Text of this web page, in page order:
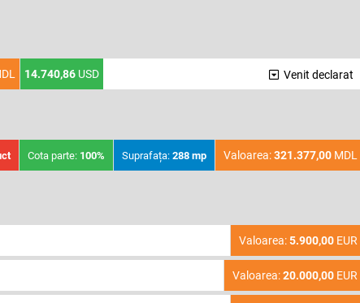
14.740,86 USD Venit declarat
Valoarea:321.377,00 MDL
Suprafața: 288 mp
Cota parte: 100%
Valoarea:5.900,00 EUR
Valoarea:20.000,00 EUR